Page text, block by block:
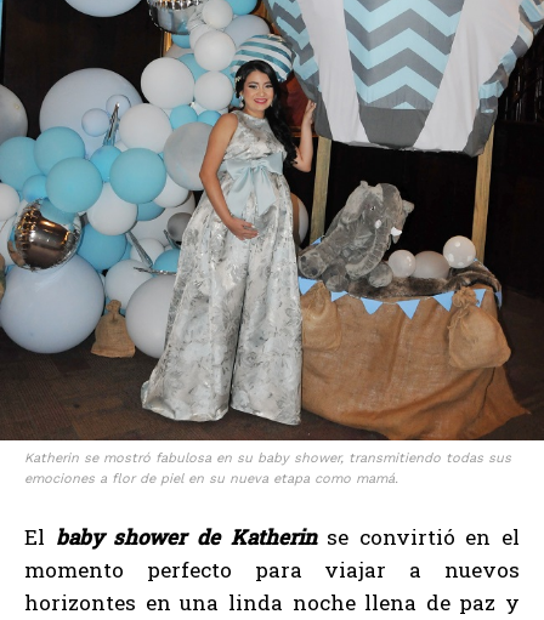
Katherin se mostró fabulosa en su baby shower, transmitiendo todas sus
emociones a flor de piel en su nueva etapa como mamá.
El baby shower de Katherinse convirtió en el
momento perfecto para viajar a nuevos
horizontes en una linda noche llena de paz y